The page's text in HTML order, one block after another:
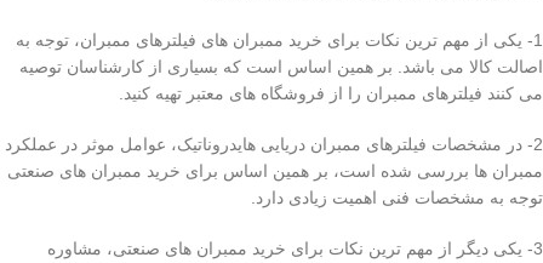
1- یکی از مهم ترین نکات برای خرید ممبران های فیلترهای ممبران، توجه به
اصالت کالا می باشد. بر همین اساس است که بسیاری از کارشناسان توصیه
می کنند فیلترهای ممبران را از فروشگاه های معتبر تهیه کنید.
2- در مشخصات فیلترهای ممبران دریایی هایدروناتیک، عوامل موثر در عملکرد
ممبران ها بررسی شده است، بر همین اساس برای خرید ممبران های صنعتی
توجه به مشخصات فنی اهمیت زیادی دارد.
3- یکی دیگر از مهم ترین نکات برای خرید ممبران های صنعتی، مشاوره